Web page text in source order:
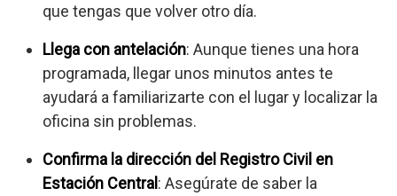
que tengas que volver otro día.
Llega con antelación: Aunque tienes una hora
programada, llegar unos minutos antes te
ayudará a familiarizarte con el lugar y localizar la
oficina sin problemas.
Confirma la dirección del Registro Civil en
Estación Central: Asegúrate de saber la